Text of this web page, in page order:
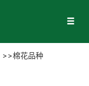
棉花品种